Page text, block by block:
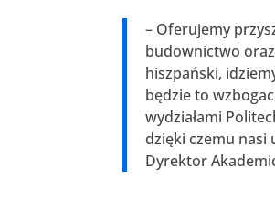
– Oferujemy
budownictwo oraz
hiszpański,
będzie to
wydziałami
dzięki czemu nasi
Dyrektor